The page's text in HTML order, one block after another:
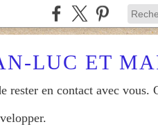
LUC ET
rester en contact avec